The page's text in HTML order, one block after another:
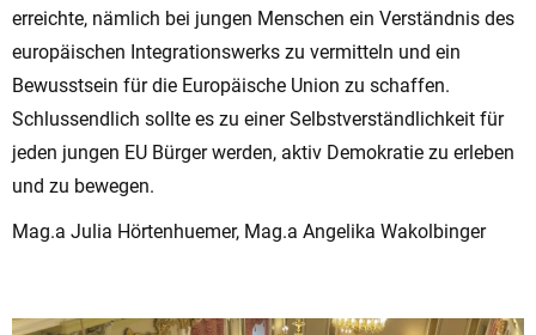
erreichte, nämlich bei jungen Menschen ein Verständnis des
europäischen Integrationswerks zu vermitteln und ein
Bewusstsein für die Europäische Union zu schaffen.
Schlussendlich sollte es zu einer Selbstverständlichkeit für
jeden jungen EU Bürger werden, aktiv Demokratie zu erleben
und zu bewegen.
Mag.a Julia Hörtenhuemer, Mag.a Angelika Wakolbinger